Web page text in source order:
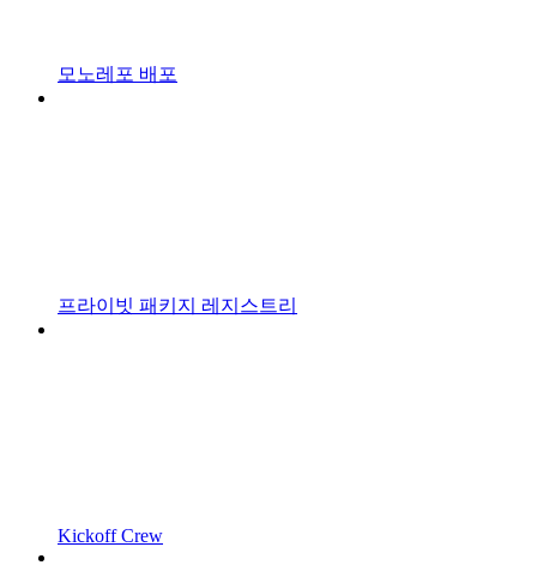
모노레포 배포
프라이빗 패키지 레지스트리
Kickoff Crew